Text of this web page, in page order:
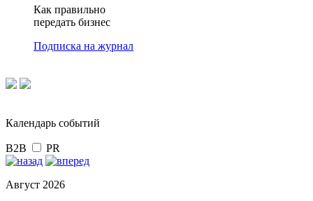
Как правильно
передать бизнес
Подписка на журнал
Календарь событий
B2B PR
Август 2026